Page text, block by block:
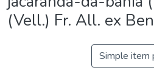
(Vell.) Fr. All. ex
Simple item